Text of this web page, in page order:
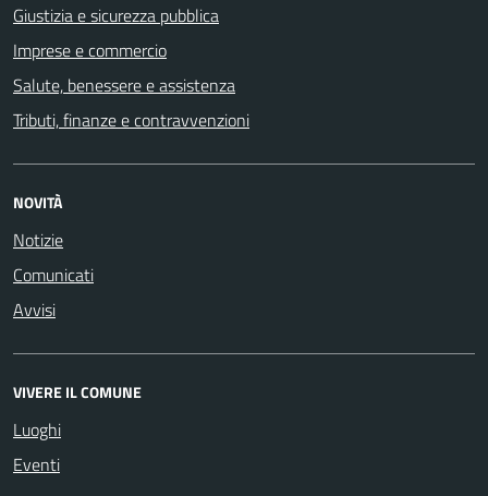
Giustizia e sicurezza pubblica
Imprese e commercio
Salute, benessere e assistenza
Tributi, finanze e contravvenzioni
NOVITÀ
Notizie
Comunicati
Avvisi
VIVERE IL COMUNE
Luoghi
Eventi